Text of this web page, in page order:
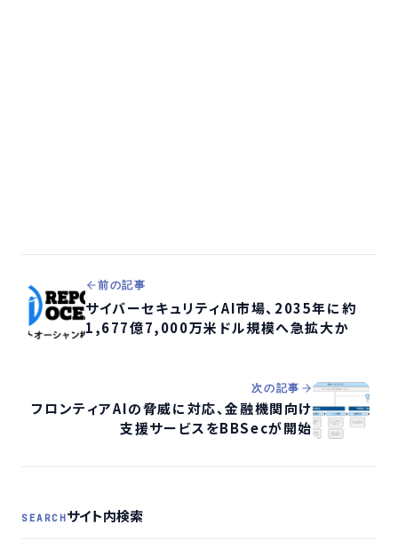
前の記事
サイバーセキュリティAI市場、2035年に約
1,677億7,000万米ドル規模へ急拡大か
次の記事
フロンティアAIの脅威に対応、金融機関向け
支援サービスをBBSecが開始
SEARCHサイト内検索